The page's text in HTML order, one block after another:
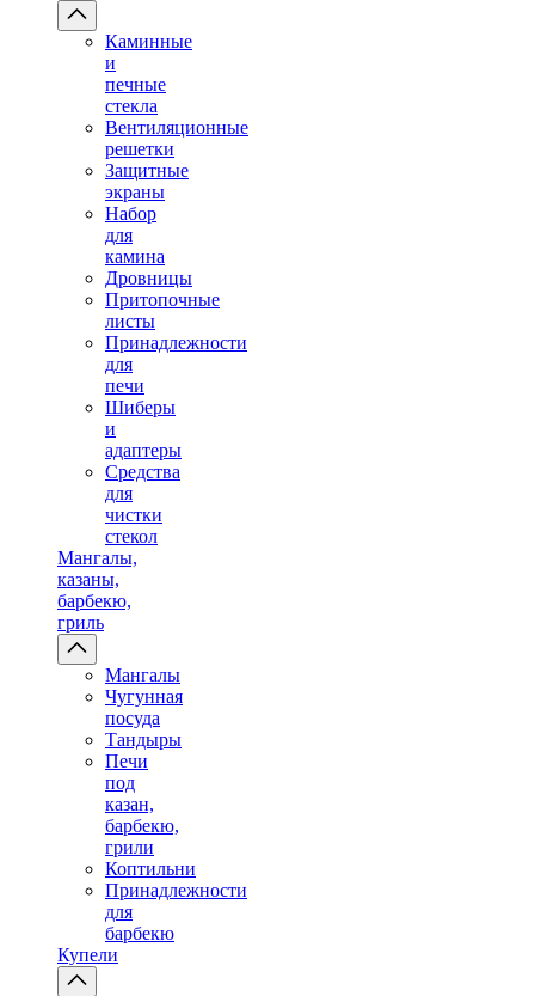
Каминные
и
печные
стекла
Вентиляционные
решетки
Защитные
экраны
Набор
для
камина
Дровницы
Притопочные
листы
Принадлежности
для
печи
Шиберы
и
адаптеры
Средства
для
чистки
стекол
Мангалы,
казаны,
барбекю,
гриль
Мангалы
Чугунная
посуда
Тандыры
Печи
под
казан,
барбекю,
грили
Коптильни
Принадлежности
для
барбекю
Купели